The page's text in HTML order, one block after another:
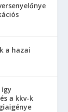
a hazai
a kkv-k